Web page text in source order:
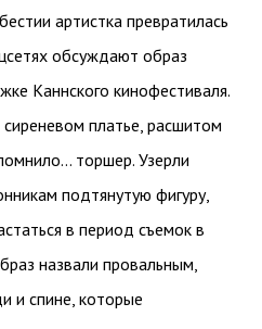
артистка превратилась
обсуждают образ
Каннского кинофестиваля.
платье, расшитом
торшер. Узерли
подтянутую фигуру,
в период съемок в
назвали провальным,
и спине, которые